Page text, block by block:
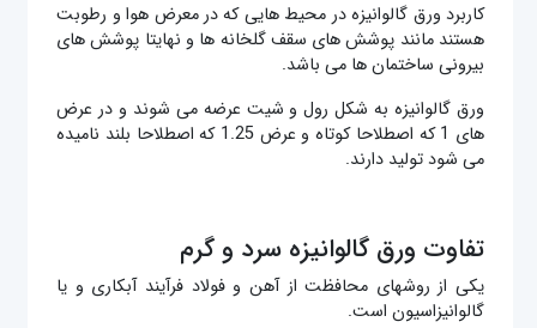
کاربرد ورق گالوانیزه در محیط هایی که در معرض هوا و رطوبت
هستند مانند پوشش های سقف گلخانه ها و نهایتا پوشش های
بیرونی ساختمان ها می باشد.
ورق گالوانیزه به شکل رول و شیت عرضه می شوند و در عرض
های 1 که اصطلاحا کوتاه و عرض 1.25 که اصطلاحا بلند نامیده
می شود تولید دارند.
تفاوت ورق گالوانیزه سرد و گرم
یکی از روشهای محافظت از آهن و فولاد فرآیند آبکاری و یا
گالوانیزاسیون است.